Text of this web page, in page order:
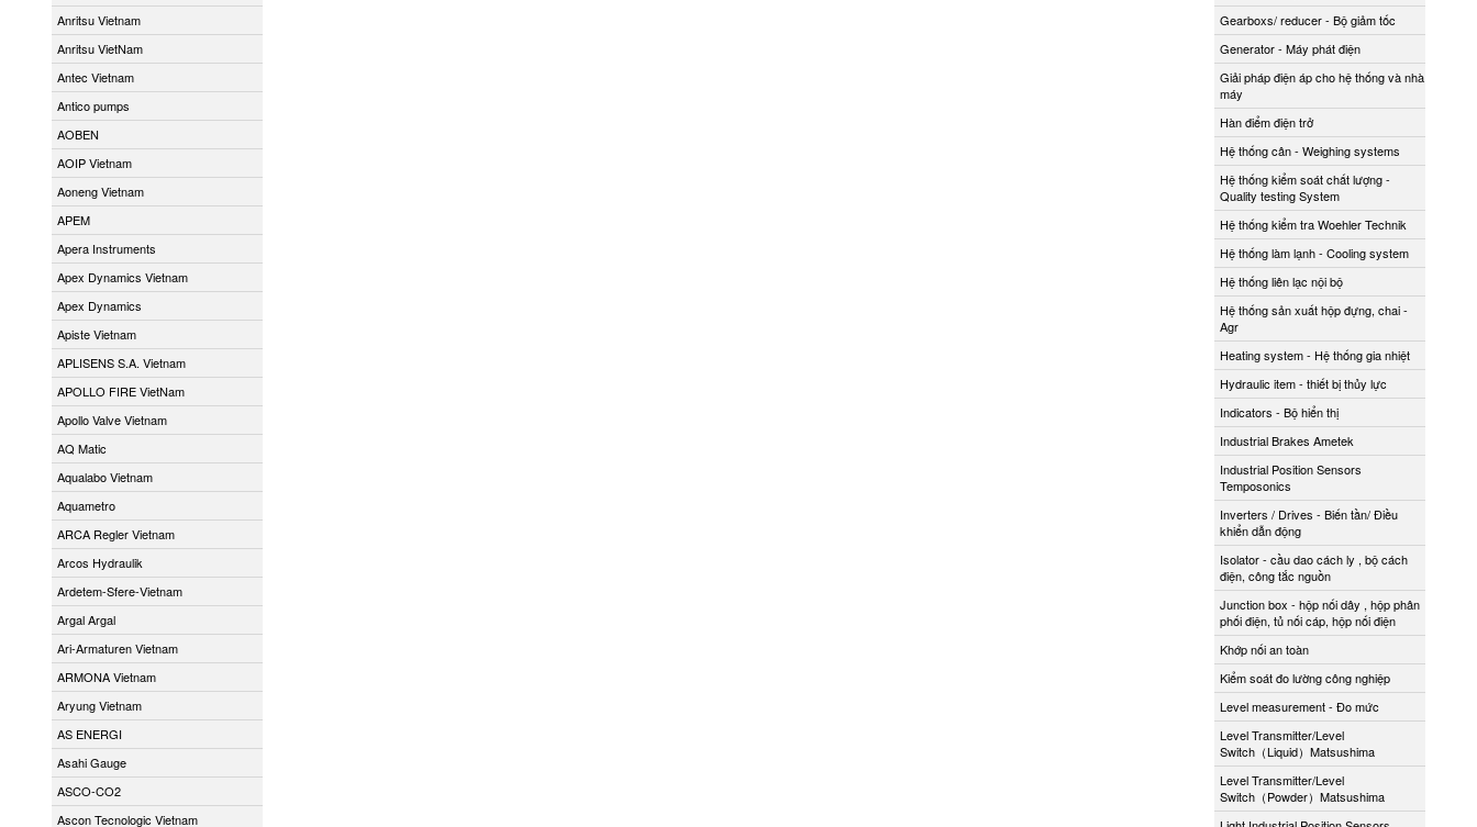
Anritsu Vietnam
Anritsu VietNam
Antec Vietnam
Antico pumps
AOBEN
AOIP Vietnam
Aoneng Vietnam
APEM
Apera Instruments
Apex Dynamics Vietnam
Apex Dynamics
Apiste Vietnam
APLISENS S.A. Vietnam
APOLLO FIRE VietNam
Apollo Valve Vietnam
AQ Matic
Aqualabo Vietnam
Aquametro
ARCA Regler Vietnam
Arcos Hydraulik
Ardetem-Sfere-Vietnam
Argal Argal
Ari-Armaturen Vietnam
ARMONA Vietnam
Aryung Vietnam
AS ENERGI
Asahi Gauge
ASCO-CO2
Ascon Tecnologic Vietnam
Gearboxs/ reducer - Bộ giảm tốc
Generator - Máy phát điện
Giải pháp điện áp cho hệ thống và nhà
máy
Hàn điểm điện trở
Hệ thống cân - Weighing systems
Hệ thống kiểm soát chất lượng -
Quality testing System
Hệ thống kiểm tra Woehler Technik
Hệ thống làm lạnh - Cooling system
Hệ thống liên lạc nội bộ
Hệ thống sản xuất hộp đựng, chai -
Agr
Heating system - Hệ thống gia nhiệt
Hydraulic item - thiết bị thủy lực
Indicators - Bộ hiển thị
Industrial Brakes Ametek
Industrial Position Sensors
Temposonics
Inverters / Drives - Biến tần/ Điều
khiển dẫn động
Isolator - cầu dao cách ly , bộ cách
điện, công tắc nguồn
Junction box - hộp nối dây , hộp phân
phối điện, tủ nối cáp, hộp nối điện
Khớp nối an toàn
Kiểm soát đo lường công nghiệp
Level measurement - Đo mức
Level Transmitter/Level
Switch（Liquid）Matsushima
Level Transmitter/Level
Switch（Powder）Matsushima